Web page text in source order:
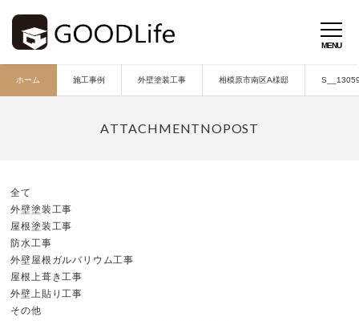
ホーム 施工事例 外壁塗装工事 相模原市南区A様邸
全て
外壁塗装工事
屋根塗装工事
防水工事
外壁屋根ガルバリウム工事
屋根上葺き工事
外壁上貼り工事
その他